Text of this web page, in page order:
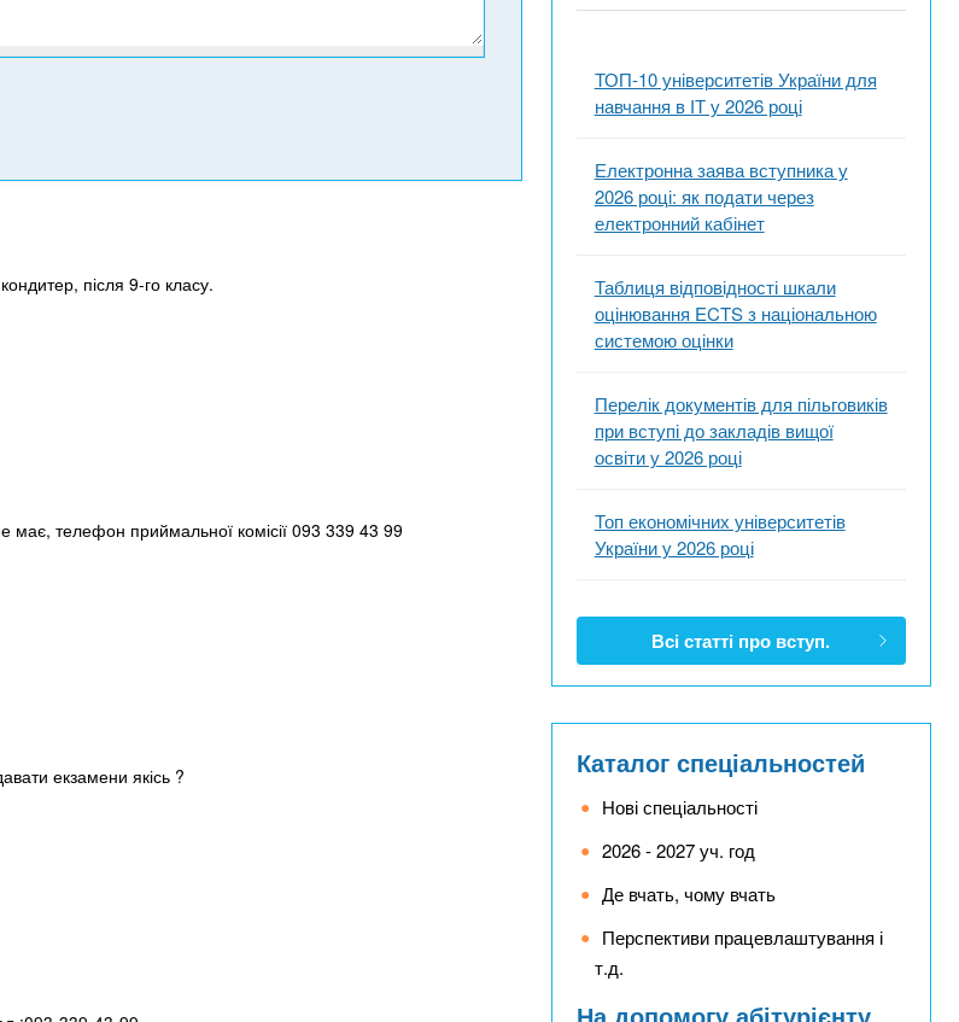
після 9-го класу.
має, телефон приймальної комісії 093 339 43 99
екзамени якісь ?
ТОП-10 університетів України для
навчання в ІТ у 2026 році
Електронна заява вступника у
2026 році: як подати через
електронний кабінет
Таблиця відповідності шкали
оцінювання ECTS з національною
системою оцінки
Перелік документів для пільговиків
при вступі до закладів вищої
освіти у 2026 році
Топ економічних університетів
України у 2026 році
Всі статті про вступ.
Каталог спеціальностей
Нові спеціальності
2026 - 2027 уч. год
Де вчать, чому вчать
Перспективи працевлаштування і
т.д.
На допомогу абітурієнту